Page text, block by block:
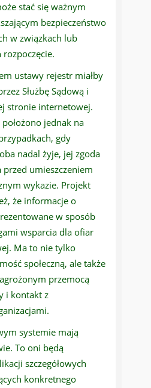
stać się ważnym
bezpieczeństwo
w związkach lub
rozpoczęcie.
ustawy rejestr miałby
Służbę Sądową i
stronie internetowej.
jednak na
gdy
nadal żyje, jej zgoda
przed umieszczeniem
wykazie. Projekt
że informacje o
w sposób
wsparcia dla ofiar
Ma to nie tylko
społeczną, ale także
przemocą
i kontakt z
systemie mają
To oni będą
szczegółowych
konkretnego